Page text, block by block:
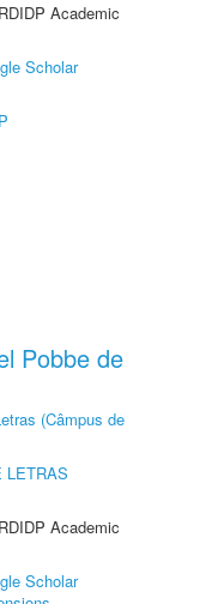
Academic
Scholar
Pobbe de
(Câmpus de
LETRAS
Academic
Scholar